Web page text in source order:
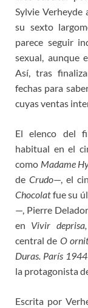
o
o
k
e
r
d
o
n
Sylvie Verheyde
su sexto
parece seguir
sexual, aunque
Así, tras
fechas para
cuyas ventas
El elenco del
habitual en el
como Madame
deCrudo—, el
Chocolatfue su
—, Pierre
en Vivir
central de O
Duras. París 1944
la protagonista
Escrita por